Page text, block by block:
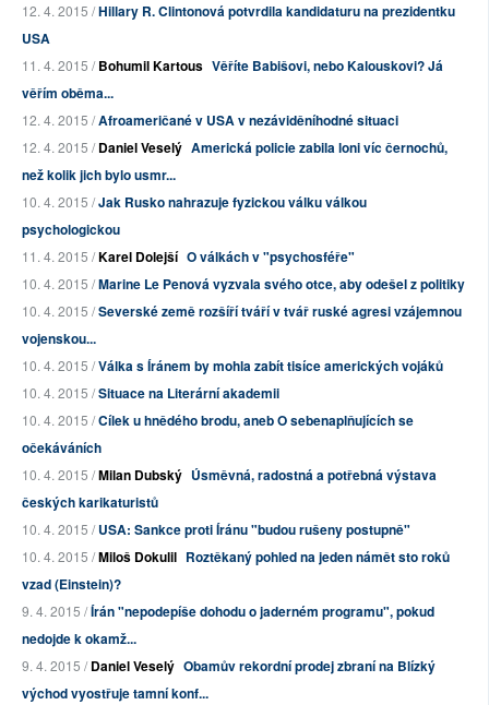
12. 4. 2015 /Hillary R. Clintonová potvrdila kandidaturu na prezidentku
USA
11. 4. 2015 /Bohumil Kartous Věříte Babišovi, nebo Kalouskovi? Já
věřím oběma...
12. 4. 2015 /Afroameričané v USA v nezáviděníhodné situaci
12. 4. 2015 /Daniel Veselý Americká policie zabila loni víc černochů,
než kolik jich bylo usmr...
10. 4. 2015 /Jak Rusko nahrazuje fyzickou válku válkou
psychologickou
11. 4. 2015 /Karel Dolejší O válkách v "psychosféře"
10. 4. 2015 /Marine Le Penová vyzvala svého otce, aby odešel z politiky
10. 4. 2015 /Severské země rozšíří tváří v tvář ruské agresi vzájemnou
vojenskou...
10. 4. 2015 /Válka s Íránem by mohla zabít tisíce amerických vojáků
10. 4. 2015 /Situace na Literární akademii
10. 4. 2015 /Cílek u hnědého brodu, aneb O sebenaplňujících se
očekáváních
10. 4. 2015 /Milan Dubský Úsměvná, radostná a potřebná výstava
českých karikaturistů
10. 4. 2015 /USA: Sankce proti Íránu "budou rušeny postupně"
10. 4. 2015 /Miloš Dokulil Roztěkaný pohled na jeden námět sto roků
vzad (Einstein)?
9. 4. 2015 /Írán "nepodepíše dohodu o jaderném programu", pokud
nedojde k okamž...
9. 4. 2015 /Daniel Veselý Obamův rekordní prodej zbraní na Blízký
východ vyostřuje tamní konf...